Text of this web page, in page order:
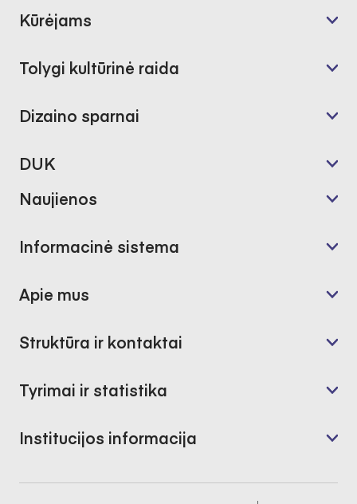
Kūrėjams
Tolygi kultūrinė raida
Dizaino sparnai
DUK
Naujienos
Informacinė sistema
Apie mus
Struktūra ir kontaktai
Tyrimai ir statistika
Institucijos informacija